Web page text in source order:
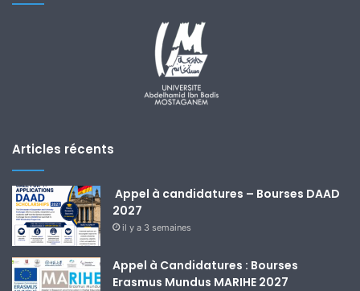
Articles récents
Appel à candidatures – Bourses DAAD
2027
il y a 3 semaines
Appel à Candidatures : Bourses
Erasmus Mundus MARIHE 2027